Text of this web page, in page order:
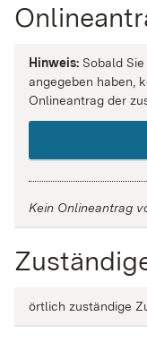
Hinweis: Sobald
angegeben haben,
Onlineantrag der
Kein Onlineantrag
örtlich zuständige